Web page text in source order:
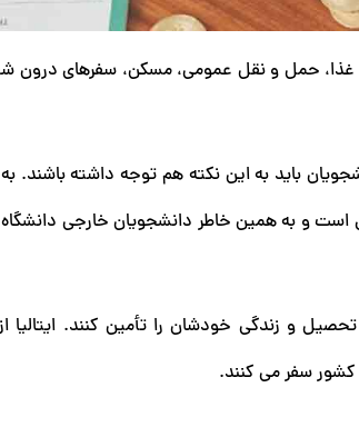
غذا، حمل و نقل عمومی، مسکن، سفرهای درون
باید به این نکته هم توجه داشته باشند.
است و به همین خاطر دانشجویان خارجی
و زندگی خودشان را تأمین کنند. ایتالیا
کشور سفر می کنند.